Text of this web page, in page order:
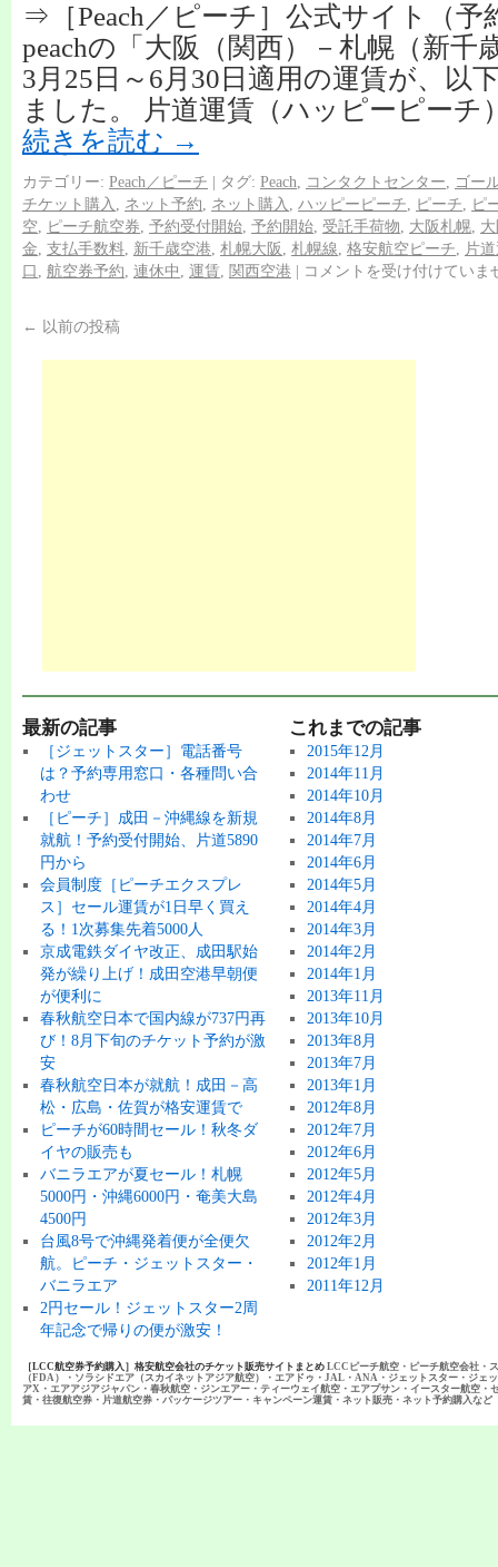
⇒［Peach／ピーチ］公式サイト（予
peachの「大阪（関西）－札幌（新千
3月25日～6月30日適用の運賃が、以
ました。 片道運賃（ハッピーピーチ
続きを読む →
カテゴリー: Peach／ピーチ | タグ: Peach コンタクトセンター
ゴー
チケット購入
ネット予約 ネット購入 ハッピーピーチ ピーチ
ピ
空
ピーチ航空券 予約受付開始 予約開始 受託手荷物 大阪札幌
金 支払手数料 新千歳空港 札幌大阪 札幌線 格安航空ピーチ
片
口
航空券予約 連休中 運賃 関西空港 | コメントを受け付けていま
← 以前の投稿
最新の記事
［ジェットスター］電話番号
は？予約専用窓口・各種問い合
わせ
［ピーチ］成田－沖縄線を新規
就航！予約受付開始、片道5890
円から
会員制度［ピーチエクスプレ
ス］セール運賃が1日早く買え
る！1次募集先着5000人
京成電鉄ダイヤ改正、成田駅始
発が繰り上げ！成田空港早朝便
が便利に
春秋航空日本で国内線が737円再
び！8月下旬のチケット予約が激
安
春秋航空日本が就航！成田－高
松・広島・佐賀が格安運賃で
ピーチが60時間セール！秋冬ダ
イヤの販売も
バニラエアが夏セール！札幌
5000円・沖縄6000円・奄美大島
4500円
台風8号で沖縄発着便が全便欠
航。ピーチ・ジェットスター・
バニラエア
2円セール！ジェットスター2周
年記念で帰りの便が激安！
これまでの記事
2015年12月
2014年11月
2014年10月
2014年8月
2014年7月
2014年6月
2014年5月
2014年4月
2014年3月
2014年2月
2014年1月
2013年11月
2013年10月
2013年8月
2013年7月
2013年1月
2012年8月
2012年7月
2012年6月
2012年5月
2012年4月
2012年3月
2012年2月
2012年1月
2011年12月
［LCC航空券予約購入］格安航空会社のチケット販売サイトまとめ LCCピーチ航空・ピーチ航空会社・
（FDA）・ソラシドエア（スカイネットアジア航空）・エアドゥ・JAL・ANA・ジェットスター・ジェ
アX・エアアジアジャパン・春秋航空・ジンエアー・ティーウェイ航空・エアプサン・イースター航空
賃・往復航空券・片道航空券・パッケージツアー・キャンペーン運賃・ネット販売・ネット予約購入など